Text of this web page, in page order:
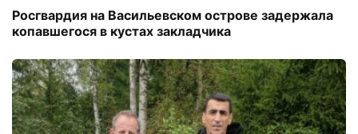
Росгвардия на Васильевском острове задержала
копавшегося в кустах закладчика